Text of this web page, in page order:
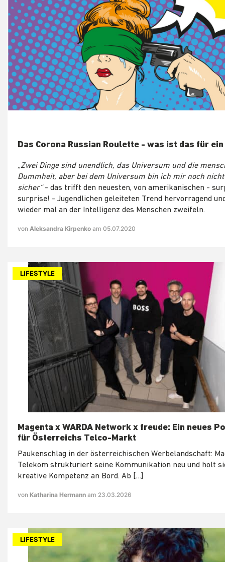
Das Corona Russian Roulette - was ist das für
„Zwei Dinge sind unendlich, das Universum und die
Dummheit, aber bei dem Universum bin ich mir noch nicht
sicher“- das trifft den neuesten, von amerikanischen -
surprise! - Jugendlichen geleiteten Trend hervorragend
wieder mal an der Intelligenz des Menschen zweifeln.
von Aleksandra Kirpenko am 05.07.2020
LIFESTYLE
Magenta x WARDA Network x freude: Ein neues
für Österreichs Telco-Markt
Paukenschlag in der österreichischen Werbelandschaft:
Telekom strukturiert seine Kommunikation neu und holt
kreative Kompetenz an Bord. Ab […]
von Katharina Hermann am 23.03.2026
LIFESTYLE